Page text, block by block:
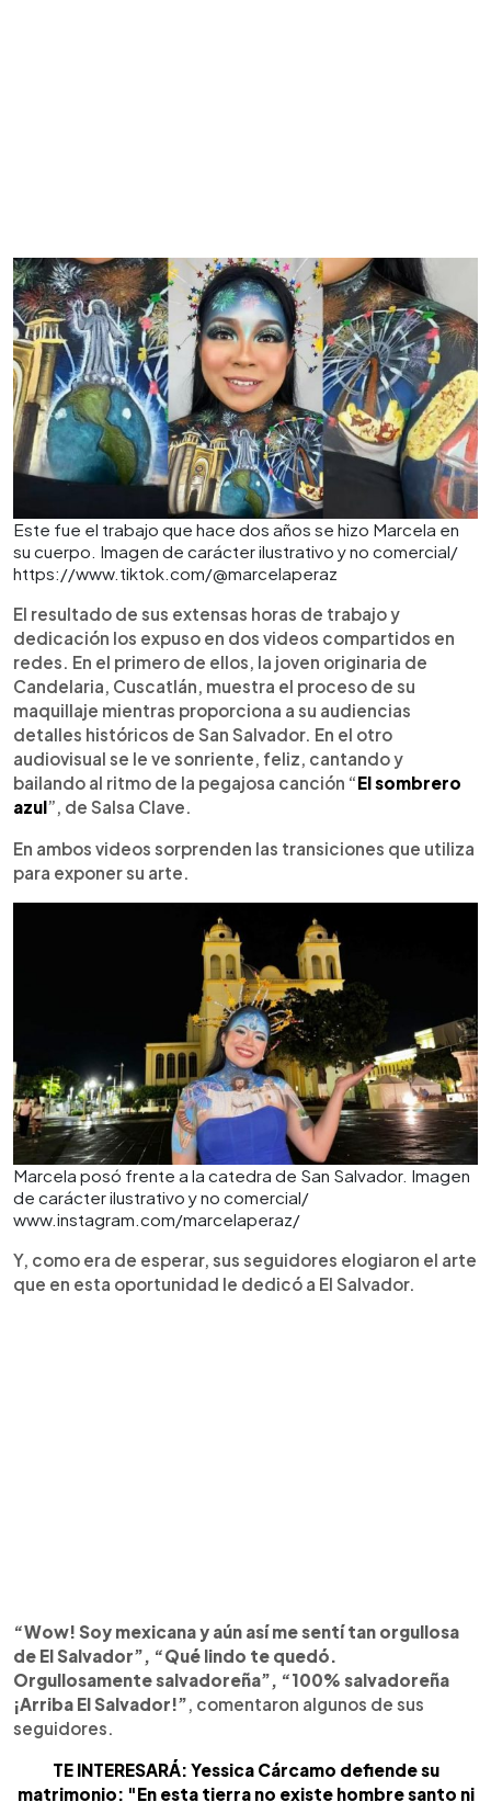
Este fue el trabajo que hace dos años se hizo Marcela en
su cuerpo. Imagen de carácter ilustrativo y no comercial/
https://www.tiktok.com/@marcelaperaz
El resultado de sus extensas horas de trabajo y
dedicación los expuso en dos videos compartidos en
redes. En el primero de ellos, la joven originaria de
Candelaria, Cuscatlán, muestra el proceso de su
maquillaje mientras proporciona a su audiencias
detalles históricos de San Salvador. En el otro
audiovisual se le ve sonriente, feliz, cantando y
bailando al ritmo de la pegajosa canción “El sombrero
azul”, de Salsa Clave.
En ambos videos sorprenden las transiciones que utiliza
para exponer su arte.
Marcela posó frente a la catedra de San Salvador. Imagen
de carácter ilustrativo y no comercial/
www.instagram.com/marcelaperaz/
Y, como era de esperar, sus seguidores elogiaron el arte
que en esta oportunidad le dedicó a El Salvador.
“Wow! Soy mexicana y aún así me sentí tan orgullosa
de El Salvador”, “Qué lindo te quedó.
Orgullosamente salvadoreña”, “100% salvadoreña
¡Arriba El Salvador!” , comentaron algunos de sus
seguidores.
TE INTERESARÁ: Yessica Cárcamo defiende su
matrimonio: "En esta tierra no existe hombre santo ni